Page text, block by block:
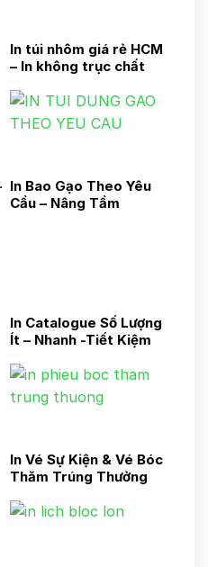
In túi nhôm giá rẻ HCM
– In không trục chất
In Bao Gạo Theo Yêu
Cầu – Nâng Tầm
In Catalogue Số Lượng
Ít – Nhanh -Tiết Kiệm
In Vé Sự Kiện & Vé Bóc
Thăm Trúng Thưởng